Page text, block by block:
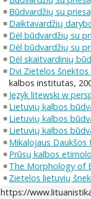
Būdvardžių su
Daiktavardžių
Dėl būdvardžių su
Dėl būdvardžių su
Dėl skaitvardinių
Dvi Zietelos
kalbos institutas,
Język litewski w
Lietuvių kalbos
Lietuvių kalbos
Lietuvių kalbos
Mikalojaus
Prūsų kalbos
The Morphology of
Zietelos lietuvių
https://